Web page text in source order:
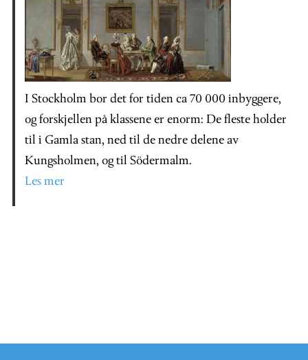
I Stockholm bor det for tiden ca 70 000 inbyggere,
og forskjellen på klassene er enorm: De fleste holder
til i Gamla stan, ned til de nedre delene av
Kungsholmen, og til Södermalm.
Les mer